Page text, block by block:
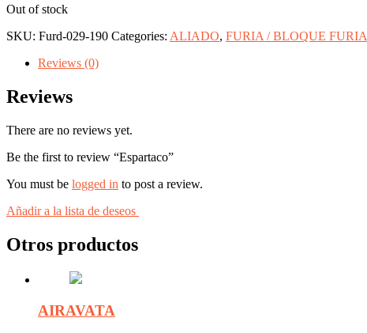
Out of stock
SKU: Furd-029-190 Categories: ALIADO, FURIA / BLOQUE FURIA
Reviews (0)
Reviews
There are no reviews yet.
Be the first to review “Espartaco”
You must be logged in to post a review.
Añadir a la lista de deseos
Otros productos
AIRAVATA